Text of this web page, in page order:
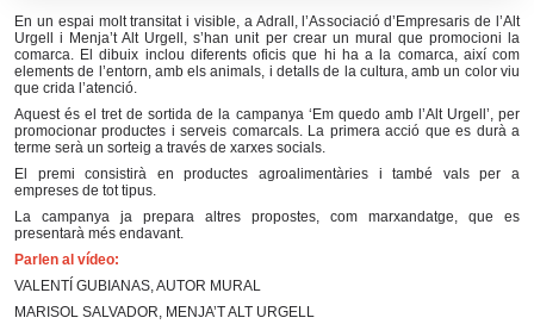
l
a
y
u
t
e
e
t
t
n
g
I
P
n
t
e
f
En un espai molt transitat i visible, a Adrall, l’Associació d’Empresaris de l’Alt
Urgell i Menja’t Alt Urgell, s’han unit per crear un mural que promocioni la
comarca. El dibuix inclou diferents oficis que hi ha a la comarca, així com
elements de l’entorn, amb els animals, i detalls de la cultura, amb un color viu
que crida l’atenció.
Aquest és el tret de sortida de la campanya ‘Em quedo amb l’Alt Urgell’, per
promocionar productes i serveis comarcals. La primera acció que es durà a
terme serà un sorteig a través de xarxes socials.
El premi consistirà en productes agroalimentàries i també vals per a
empreses de tot tipus.
La campanya ja prepara altres propostes, com marxandatge, que es
presentarà més endavant.
Parlen al vídeo:
VALENTÍ GUBIANAS, AUTOR MURAL
MARISOL SALVADOR, MENJA’T ALT URGELL